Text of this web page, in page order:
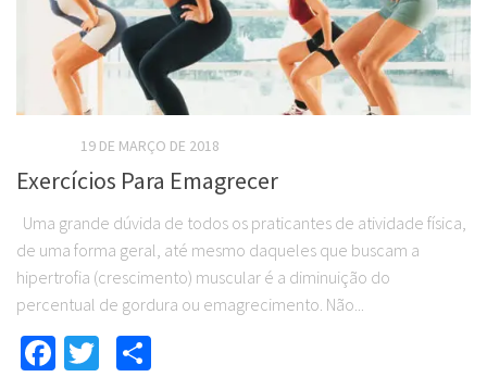
19 DE MARÇO DE 2018
Exercícios Para Emagrecer
Uma grande dúvida de todos os praticantes de atividade física,
de uma forma geral, até mesmo daqueles que buscam a
hipertrofia (crescimento) muscular é a diminuição do
percentual de gordura ou emagrecimento. Não...
Facebook
Twitter